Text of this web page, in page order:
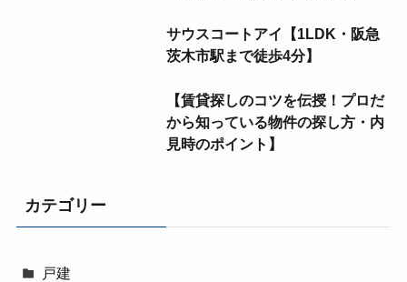
サウスコートアイ【1LDK・阪急
茨木市駅まで徒歩4分】
【賃貸探しのコツを伝授！プロだ
から知っている物件の探し方・内
見時のポイント】
カテゴリー
戸建